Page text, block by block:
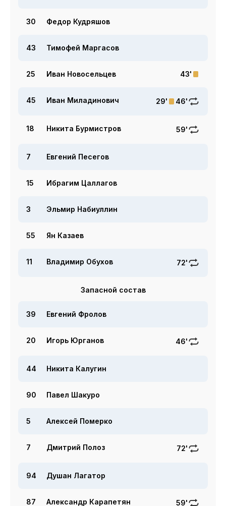
30 Федор Кудряшов
43 Тимофей Маргасов
25 Иван Новосельцев 43'
45 Иван Миладинович 29' 46'
18 Никита Бурмистров 59'
7 Евгений Песегов
15 Ибрагим Цаллагов
3 Эльмир Набиуллин
55 Ян Казаев
11 Владимир Обухов 72'
Запасной состав
39 Евгений Фролов
20 Игорь Юрганов 46'
44 Никита Калугин
90 Павел Шакуро
5 Алексей Померко
7 Дмитрий Полоз 72'
94 Душан Лагатор
87 Александр Карапетян 59'